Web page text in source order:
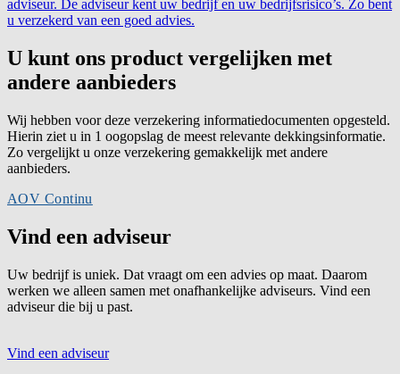
adviseur. De adviseur kent uw bedrijf en uw bedrijfsrisico’s. Zo bent
u verzekerd van een goed advies.
U kunt ons product vergelijken met
andere aanbieders
Wij hebben voor deze verzekering informatiedocumenten opgesteld.
Hierin ziet u in 1 oogopslag de meest relevante dekkingsinformatie.
Zo vergelijkt u onze verzekering gemakkelijk met andere
aanbieders.
AOV Continu
Vind een adviseur
Uw bedrijf is uniek. Dat vraagt om een advies op maat. Daarom
werken we alleen samen met onafhankelijke adviseurs. Vind een
adviseur die bij u past.
Vind een adviseur